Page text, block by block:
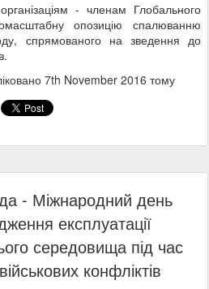
- членам Глобального
опозицію спалюванню
спрямованого на зведення до
7th November 2016 тому
- Міжнародний день
експлуатації
середовища під час
конфліктів